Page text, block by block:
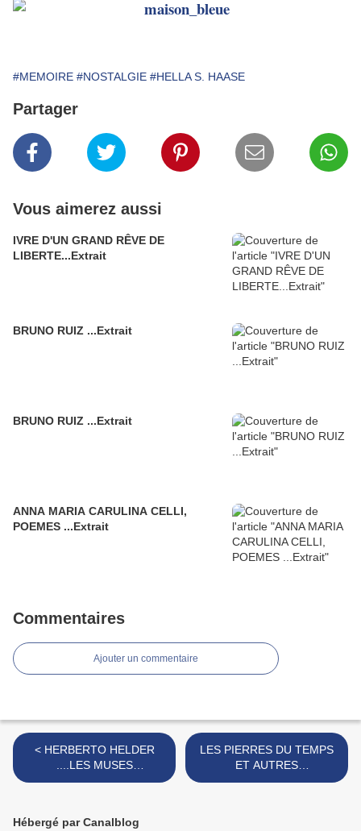
#MEMOIRE #NOSTALGIE #HELLA S. HAASE
Partager
Vous aimerez aussi
IVRE D'UN GRAND RÊVE DE
LIBERTE...Extrait
BRUNO RUIZ ...Extrait
BRUNO RUIZ ...Extrait
ANNA MARIA CARULINA CELLI,
POEMES ...Extrait
Commentaires
Ajouter un commentaire
< HERBERTO HELDER
....LES MUSES
AVEUGLES...Extrait
LES PIERRES DU TEMPS
ET AUTRES
POEMES...Extrait >
Hébergé par Canalblog